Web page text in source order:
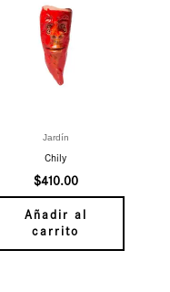
Jardín
Chily
$410.00
Añadir al
carrito